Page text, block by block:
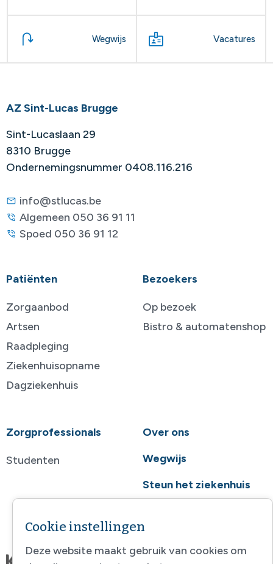
Wegwijs Vacatures
AZ Sint-Lucas Brugge
Sint-Lucaslaan 29
8310 Brugge
Ondernemingsnummer 0408.116.216
info@stlucas.be
Algemeen 050 36 91 11
Spoed 050 36 91 12
Patiënten
Zorgaanbod
Artsen
Raadpleging
Ziekenhuisopname
Dagziekenhuis
Bezoekers
Op bezoek
Bistro & automatenshop
Zorgprofessionals
Studenten
Over ons
Wegwijs
Steun het ziekenhuis
Cookie instellingen
Deze website maakt gebruik van cookies om